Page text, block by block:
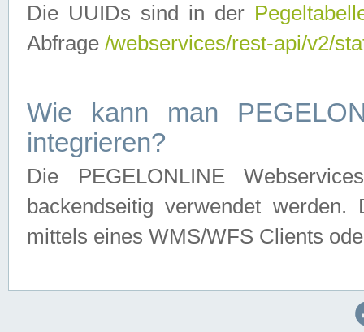
Die UUIDs sind in der
Abfrage /webservices/rest-api/v2/
Wie kann man
integrieren?
Die PEGELONLINE
backendseitig verwendet
mittels eines WMS/WFS Clients